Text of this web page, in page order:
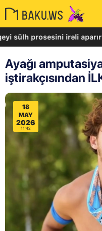
irəli aparır -
Ayağı
iştirakçısından
18
MAY
2026
11:42